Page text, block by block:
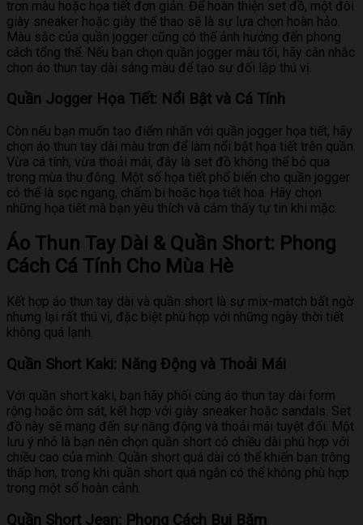
trơn màu hoặc họa tiết đơn giản. Để hoàn thiện set đồ, một đôi
giày sneaker hoặc giày thể thao sẽ là sự lựa chọn hoàn hảo.
Màu sắc của quần jogger cũng có thể ảnh hưởng đến phong
cách tổng thể. Nếu bạn chọn quần jogger màu tối, hãy cân nhắc
chọn áo thun tay dài sáng màu để tạo sự đối lập thú vị.
Quần Jogger Họa Tiết: Nổi Bật và Cá Tính
Còn nếu bạn muốn tạo điểm nhấn với quần jogger họa tiết, hãy
chọn áo thun tay dài màu trơn để làm nổi bật họa tiết trên quần.
Vừa cá tính, vừa thoải mái, đây là set đồ không thể bỏ qua
trong mùa thu đông. Một số họa tiết phổ biến cho quần jogger
có thể là sọc ngang, chấm bi hoặc họa tiết hoa. Hãy chọn
những họa tiết mà bạn yêu thích và cảm thấy tự tin khi mặc.
Áo Thun Tay Dài & Quần Short: Phong
Cách Cá Tính Cho Mùa Hè
Kết hợp áo thun tay dài và quần short là sự mix-match bất ngờ
nhưng lại rất thú vị, đặc biệt phù hợp với những ngày thời tiết
không quá lạnh.
Quần Short Kaki: Năng Động và Thoải Mái
Với quần short kaki, bạn hãy phối cùng áo thun tay dài form
rộng hoặc ôm sát, kết hợp với giày sneaker hoặc sandals. Set
đồ này sẽ mang đến sự năng động và thoải mái tuyệt đối. Một
lưu ý nhỏ là bạn nên chọn quần short có chiều dài phù hợp với
chiều cao của mình. Quần short quá dài có thể khiến bạn trông
thấp hơn, trong khi quần short quá ngắn có thể không phù hợp
trong một số hoàn cảnh.
Quần Short Jean: Phong Cách Bụi Bặm